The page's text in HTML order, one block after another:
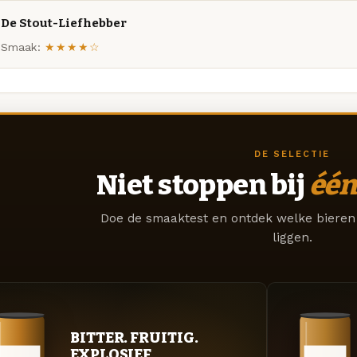
De Stout-Liefhebber
Smaak: ★★★★☆
DE SELECTIE
Niet stoppen bij één
Doe de smaaktest en ontdek welke
liggen.
BITTER. FRUITIG.